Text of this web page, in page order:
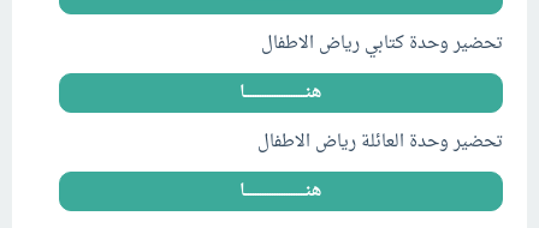
تحضير وحدة كتابي رياض الاطفال
هنـــــــــــــــــــــــــا
تحضير وحدة العائلة رياض الاطفال
هنـــــــــــــــــــــــــا